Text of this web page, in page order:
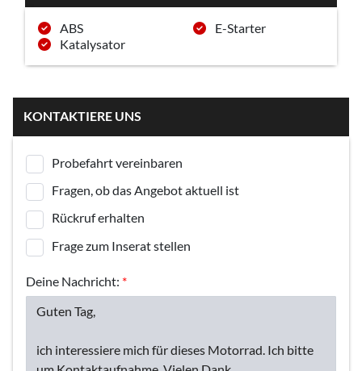
ABS
E-Starter
Katalysator
KONTAKTIERE UNS
Probefahrt vereinbaren
Fragen, ob das Angebot aktuell ist
Rückruf erhalten
Frage zum Inserat stellen
Deine Nachricht: *